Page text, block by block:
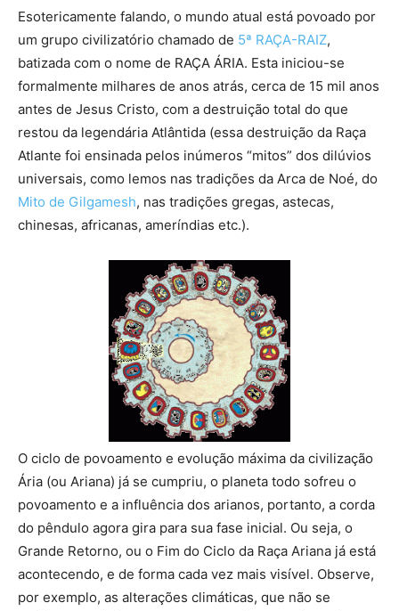
Esotericamente falando, o mundo atual está povoado por
um grupo civilizatório chamado de 5ª RAÇA-RAIZ,
batizada com o nome de RAÇA ÁRIA. Esta iniciou-se
formalmente milhares de anos atrás, cerca de 15 mil anos
antes de Jesus Cristo, com a destruição total do que
restou da legendária Atlântida (essa destruição da Raça
Atlante foi ensinada pelos inúmeros “mitos” dos dilúvios
universais, como lemos nas tradições da Arca de Noé, do
Mito de Gilgamesh, nas tradições gregas, astecas,
chinesas, africanas, ameríndias etc.).
O ciclo de povoamento e evolução máxima da civilização
Ária (ou Ariana) já se cumpriu, o planeta todo sofreu o
povoamento e a influência dos arianos, portanto, a corda
do pêndulo agora gira para sua fase inicial. Ou seja, o
Grande Retorno, ou o Fim do Ciclo da Raça Ariana já está
acontecendo, e de forma cada vez mais visível. Observe,
por exemplo, as alterações climáticas, que não se